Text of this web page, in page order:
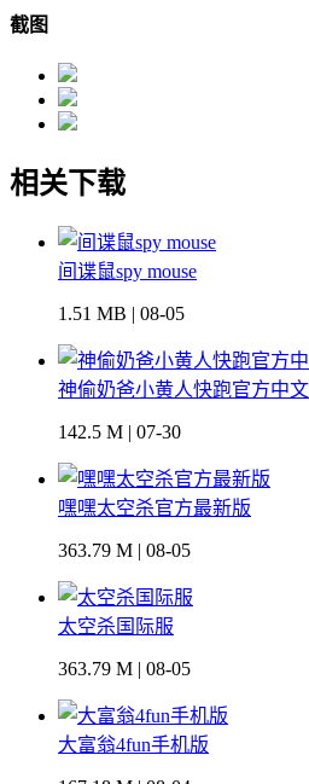
截图
相关下载
间谍鼠spy mouse
1.51 MB | 08-05
神偷奶爸小黄人快跑官方中
142.5 M | 07-30
嘿嘿太空杀官方最新版
363.79 M | 08-05
太空杀国际服
363.79 M | 08-05
大富翁4fun手机版